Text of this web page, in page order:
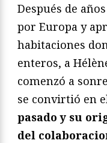
Después de
por Europa y
habitaciones
enteros, a
comenzó a
se convirtió en
pasado y su
del